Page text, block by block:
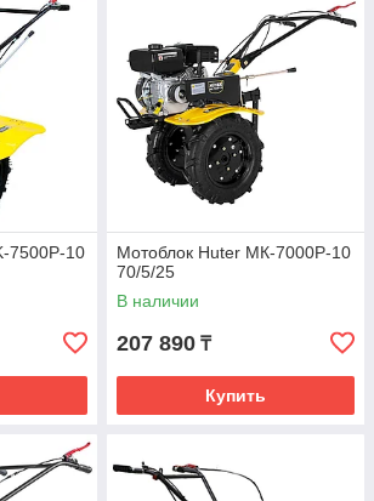
7500Р-10
Мотоблок Huter МК-7000Р-10
70/5/25
В наличии
207 890 ₸
Купить